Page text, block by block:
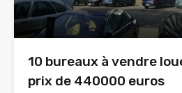
10 bureaux à vendre
prix de 440000 euros